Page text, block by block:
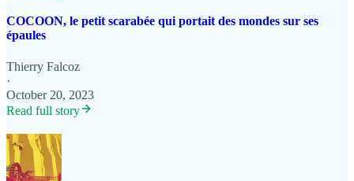
COCOON, le petit scarabée qui portait des mondes sur ses
épaules
Thierry Falcoz
·
October 20, 2023
Read full story